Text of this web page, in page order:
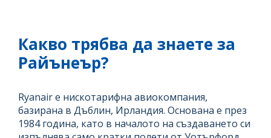
Какво трябва да знаете за
Райънеър?
Ryanair е нискотарифна авиокомпания,
базирана в Дъблин, Ирландия. Основана е през
1984 година, като в началото на създаването си